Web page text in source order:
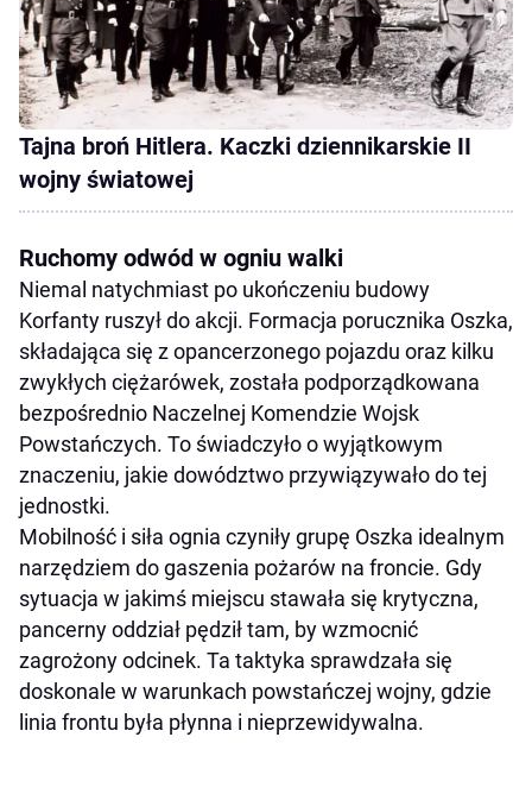
Tajna broń Hitlera. Kaczki dziennikarskie II
wojny światowej
Ruchomy odwód w ogniu walki
Niemal natychmiast po ukończeniu budowy
Korfanty ruszył do akcji. Formacja porucznika Oszka,
składająca się z opancerzonego pojazdu oraz kilku
zwykłych ciężarówek, została podporządkowana
bezpośrednio Naczelnej Komendzie Wojsk
Powstańczych. To świadczyło o wyjątkowym
znaczeniu, jakie dowództwo przywiązywało do tej
jednostki.
Mobilność i siła ognia czyniły grupę Oszka idealnym
narzędziem do gaszenia pożarów na froncie. Gdy
sytuacja w jakimś miejscu stawała się krytyczna,
pancerny oddział pędził tam, by wzmocnić
zagrożony odcinek. Ta taktyka sprawdzała się
doskonale w warunkach powstańczej wojny, gdzie
linia frontu była płynna i nieprzewidywalna.